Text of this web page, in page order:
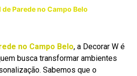
de Parede no Campo Belo
no Campo Belo, a Decorar W é
busca transformar ambientes
Sabemos que o